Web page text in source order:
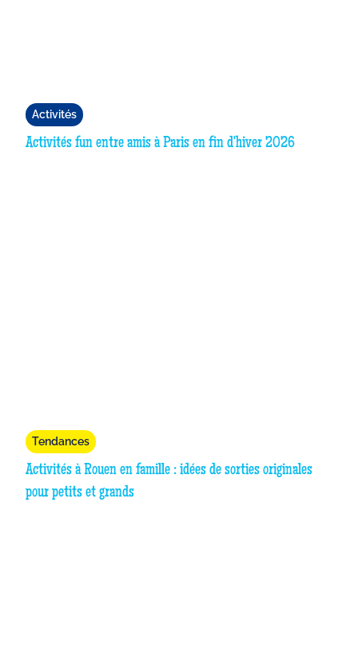
Activités
Activités fun entre amis à Paris en fin d'hiver 2026
Tendances
Activités à Rouen en famille : idées de sorties originales
pour petits et grands